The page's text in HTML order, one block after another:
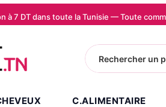
à 7 DT dans toute la Tunisie — Toute
C.ALIMENTAIRE